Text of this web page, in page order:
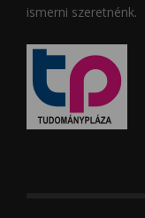
ismerni szeretnénk.